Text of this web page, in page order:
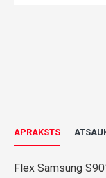
APRAKSTS
Flex Samsung